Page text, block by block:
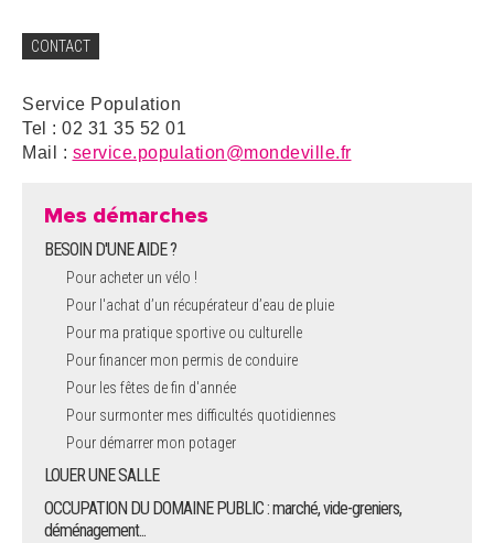
CONTACT
Service Population
Tel : 02 31 35 52 01
Mail : service.population@mondeville.fr
Mes démarches
BESOIN D'UNE AIDE ?
Pour acheter un vélo !
Pour l'achat d’un récupérateur d’eau de pluie
Pour ma pratique sportive ou culturelle
Pour financer mon permis de conduire
Pour les fêtes de fin d'année
Pour surmonter mes difficultés quotidiennes
Pour démarrer mon potager
LOUER UNE SALLE
OCCUPATION DU DOMAINE PUBLIC : marché, vide-greniers,
déménagement...